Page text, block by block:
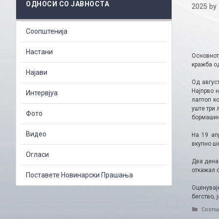
2025 by
кражба
Од
Најпрво
лаптоп
уште три
На 19
вкупно
Два
откажал
бегство,
ОДНОСИ СО ЈАВНОСТА
Соопштенија
Настани
Најави
Интервјуа
Фото
Видео
Огласи
Поставете Новинарски Прашања